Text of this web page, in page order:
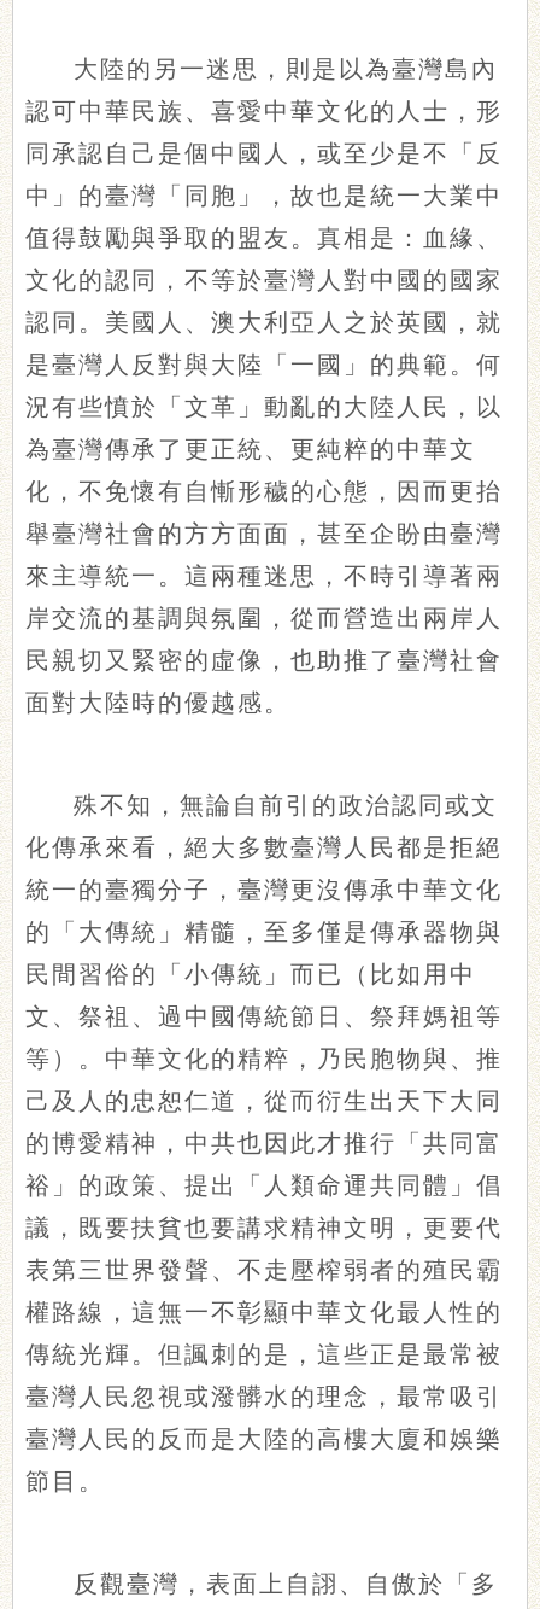
大陸的另一迷思，則是以為臺灣島內
認可中華民族、喜愛中華文化的人士，形
同承認自己是個中國人，或至少是不「反
中」的臺灣「同胞」，故也是統一大業中
值得鼓勵與爭取的盟友。真相是：血緣、
文化的認同，不等於臺灣人對中國的國家
認同。美國人、澳大利亞人之於英國，就
是臺灣人反對與大陸「一國」的典範。何
況有些憤於「文革」動亂的大陸人民，以
為臺灣傳承了更正統、更純粹的中華文
化，不免懷有自慚形穢的心態，因而更抬
舉臺灣社會的方方面面，甚至企盼由臺灣
來主導統一。這兩種迷思，不時引導著兩
岸交流的基調與氛圍，從而營造出兩岸人
民親切又緊密的虛像，也助推了臺灣社會
面對大陸時的優越感。
殊不知，無論自前引的政治認同或文
化傳承來看，絕大多數臺灣人民都是拒絕
統一的臺獨分子，臺灣更沒傳承中華文化
的「大傳統」精髓，至多僅是傳承器物與
民間習俗的「小傳統」而已（比如用中
文、祭祖、過中國傳統節日、祭拜媽祖等
等）。中華文化的精粹，乃民胞物與、推
己及人的忠恕仁道，從而衍生出天下大同
的博愛精神，中共也因此才推行「共同富
裕」的政策、提出「人類命運共同體」倡
議，既要扶貧也要講求精神文明，更要代
表第三世界發聲、不走壓榨弱者的殖民霸
權路線，這無一不彰顯中華文化最人性的
傳統光輝。但諷刺的是，這些正是最常被
臺灣人民忽視或潑髒水的理念，最常吸引
臺灣人民的反而是大陸的高樓大廈和娛樂
節目。
反觀臺灣，表面上自詡、自傲於「多